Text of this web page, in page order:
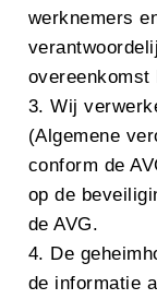
werknemers
3. Wij
(Algemene
conform de
op de
de AVG.
4. De
de informatie